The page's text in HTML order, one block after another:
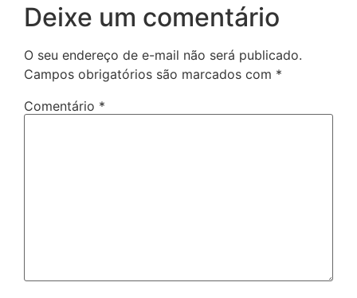
Deixe um comentário
O seu endereço de e-mail não será publicado.
Campos obrigatórios são marcados com *
Comentário *